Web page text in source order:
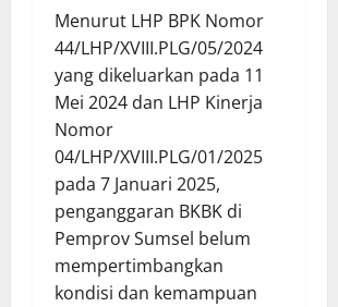
Menurut LHP BPK Nomor
44/LHP/XVIII.PLG/05/2024
yang dikeluarkan pada 11
Mei 2024 dan LHP Kinerja
Nomor
04/LHP/XVIII.PLG/01/2025
pada 7 Januari 2025,
penganggaran BKBK di
Pemprov Sumsel belum
mempertimbangkan
kondisi dan kemampuan